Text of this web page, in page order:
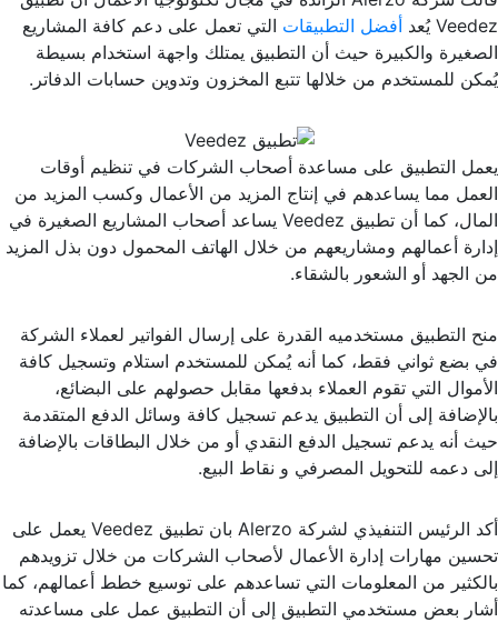
Veedez يُعد
أفضل التطبيقات التي تعمل على دعم كافة المشاريع
الصغيرة والكبيرة حيث أن التطبيق يمتلك واجهة استخدام بسيطة
يُمكن للمستخدم من خلالها تتبع المخزون وتدوين حسابات الدفاتر.
يعمل التطبيق على مساعدة أصحاب الشركات في تنظيم أوقات
العمل مما يساعدهم في إنتاج المزيد من الأعمال وكسب المزيد من
المال، كما أن تطبيق Veedez يساعد أصحاب المشاريع الصغيرة في
إدارة أعمالهم ومشاريعهم من خلال الهاتف المحمول دون بذل المزيد
من الجهد أو الشعور بالشقاء.
منح التطبيق مستخدميه القدرة على إرسال الفواتير لعملاء الشركة
في بضع ثواني فقط، كما أنه يُمكن للمستخدم استلام وتسجيل كافة
الأموال التي تقوم العملاء بدفعها مقابل حصولهم على البضائع،
بالإضافة إلى أن التطبيق يدعم تسجيل كافة وسائل الدفع المتقدمة
حيث أنه يدعم تسجيل الدفع النقدي أو من خلال البطاقات بالإضافة
إلى دعمه للتحويل المصرفي و نقاط البيع.
أكد الرئيس التنفيذي لشركة Alerzo بان تطبيق Veedez يعمل على
تحسين مهارات إدارة الأعمال لأصحاب الشركات من خلال تزويدهم
بالكثير من المعلومات التي تساعدهم على توسيع خطط أعمالهم، كما
أشار بعض مستخدمي التطبيق إلى أن التطبيق عمل على مساعدته